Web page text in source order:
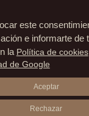
lograr
con someterse
y otras se
como el
prótesis de
este
e informarte de
la Política de cookies
de Google
Aceptar
Rechazar